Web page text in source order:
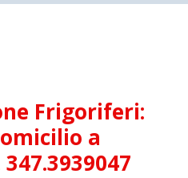
Frigoriferi:
a